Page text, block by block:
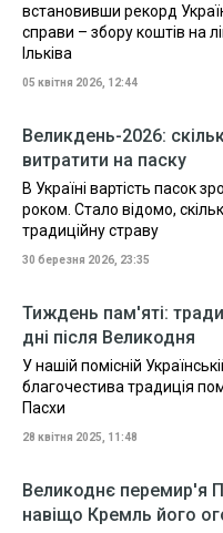
встановивши рекорд
справи – збору коштів на
Ільківа
05 квітня 2026, 12:44
Великдень-2026:
витратити на паску
В Україні вартість пасок
роком. Стало відомо,
традиційну страву
30 березня 2026, 23:35
Тиждень пам'яті:
дні після Великодня
У нашій помісній
благочестива традиція
Пасхи
28 квітня 2025, 11:48
Великоднє перемир'я
навіщо Кремль його